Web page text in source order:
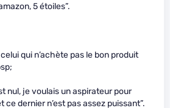
5 étoiles”.
qui n’achète pas le bon produit
nul, je voulais un aspirateur pour
dernier n’est pas assez puissant”.